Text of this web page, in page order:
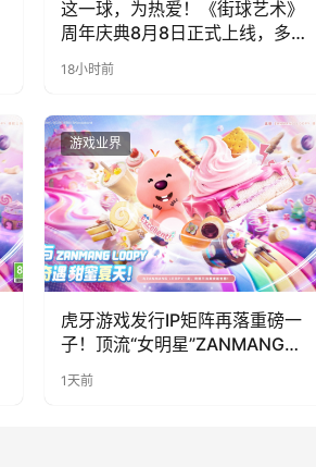
这一球，为热爱！《街球艺术》
周年庆典8月8日正式上线，多重
福利与全新内容同步开启
18小时前
游戏业界
虎牙游戏发行IP矩阵再落重磅一
子！顶流“女明星”ZANMANG
LOOPY 正版3D消除手游《消消
奇遇》惊喜曝光
1天前